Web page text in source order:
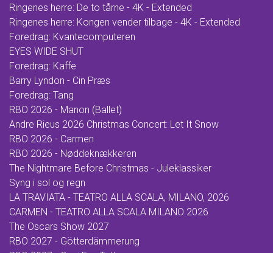
Ringenes herre: De to tårne - 4K - Extended
Ringenes herre: Kongen vender tilbage - 4K - Extended
Foredrag: Kvantecomputeren
EYES WIDE SHUT
Foredrag: Kaffe
Barry Lyndon - Cin Præs
Foredrag: Tang
RBO 2026 - Manon (Ballet)
Andre Rieus 2026 Christmas Concert: Let It Snow
RBO 2026 - Carmen
RBO 2026 - Nøddeknækkeren
The Nightmare Before Christmas - Juleklassiker
Syng i sol og regn
LA TRAVIATA - TEATRO ALLA SCALA, MILANO, 2026
CARMEN - TEATRO ALLA SCALA MILANO 2026
The Oscars Show 2027
RBO 2027 - Götterdämmerung